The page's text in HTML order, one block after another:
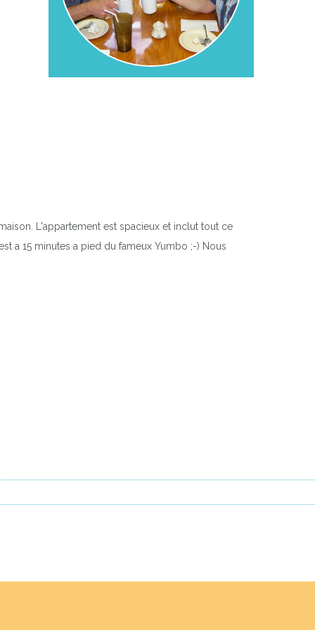
L'appartement est spacieux et inclut tout ce
a 15 minutes a pied du fameux Yumbo ;-) Nous